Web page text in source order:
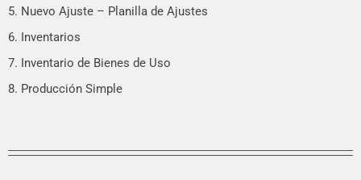
5. Nuevo Ajuste – Planilla de Ajustes
6. Inventarios
7. Inventario de Bienes de Uso
8. Producción Simple